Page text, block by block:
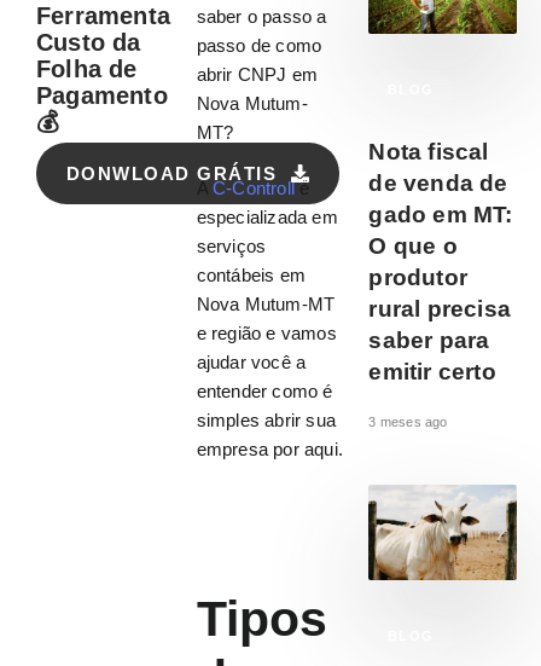
Ferramenta
Custo da
Folha de
Pagamento
💰
DONWLOAD GRÁTIS
saber o passo a
passo de como
abrir CNPJ em
Nova Mutum-
MT?
AC-Controllé
especializada em
serviços
contábeis em
Nova Mutum-MT
e região e vamos
ajudar você a
entender como é
simples abrir sua
empresa por aqui.
Tipos
Nota fiscal
de venda de
gado em MT:
O que o
produtor
rural precisa
saber para
emitir certo
3 meses ago